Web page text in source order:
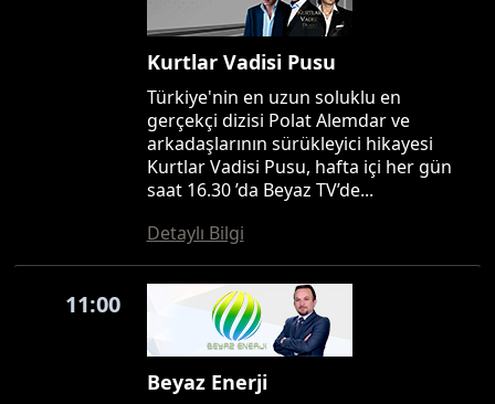
Kurtlar Vadisi Pusu
Türkiye'nin en uzun soluklu en
gerçekçi dizisi Polat Alemdar ve
arkadaşlarının sürükleyici hikayesi
Kurtlar Vadisi Pusu, hafta içi her gün
saat 16.30 ’da Beyaz TV’de...
Detaylı Bilgi
11:00
Beyaz Enerji